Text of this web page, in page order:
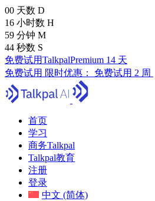
00 天数 D
16 小时数 H
59 分钟 M
43 秒数 S
免费试用TalkpalPremium 14 天
免费试用 限时优惠： 免费试用 2 周
首页
学习
商务Talkpal
Talkpal教育
注册
登录
中文 (简体)